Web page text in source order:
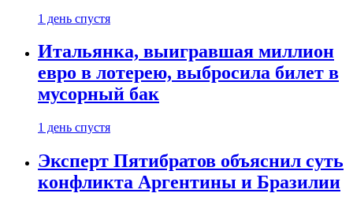
1 день спустя
Итальянка, выигравшая миллион
евро в лотерею, выбросила билет в
мусорный бак
1 день спустя
Эксперт Пятибратов объяснил суть
конфликта Аргентины и Бразилии